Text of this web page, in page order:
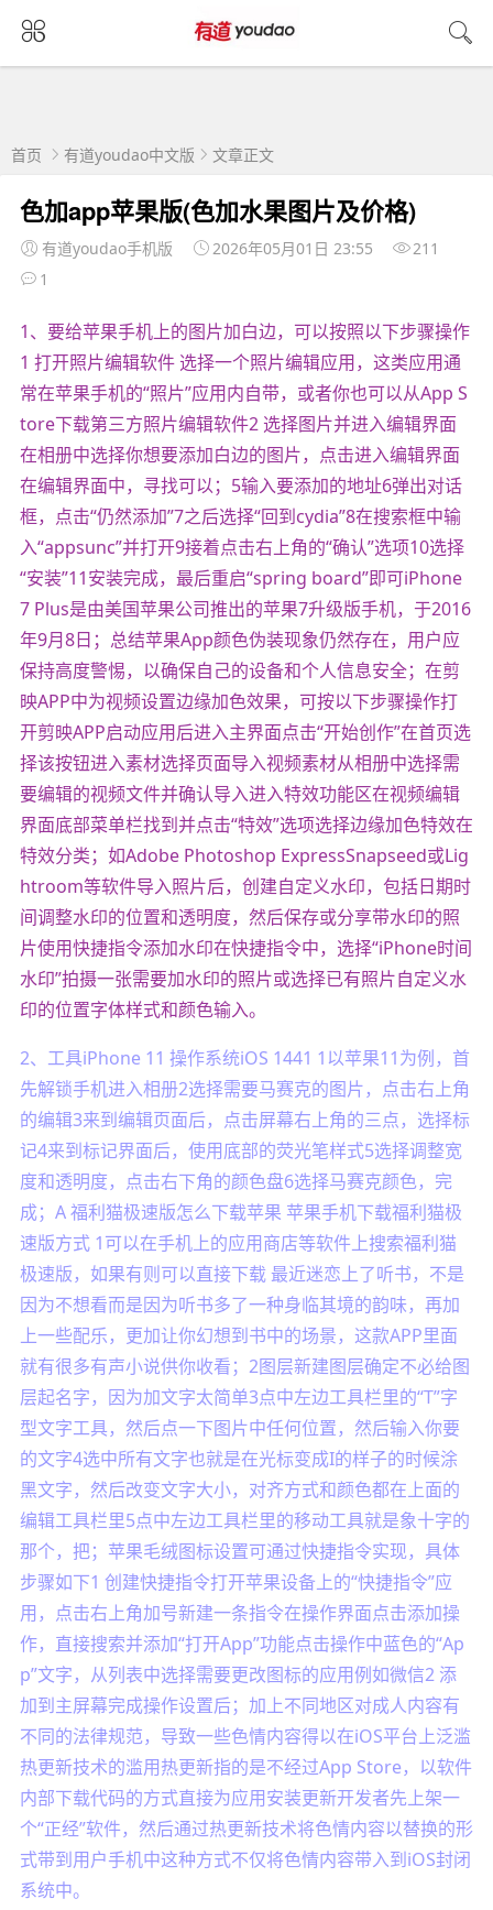
首页 有道youdao中文版 文章正文
色加app苹果版(色加水果图片及价格)
有道youdao手机版 2026年05月01日 23:55
211
1
1、要给苹果手机上的图片加白边，可以按照以下步骤操作
1 打开照片编辑软件 选择一个照片编辑应用，这类应用通
常在苹果手机的“照片”应用内自带，或者你也可以从App S
tore下载第三方照片编辑软件2 选择图片并进入编辑界面
在相册中选择你想要添加白边的图片，点击进入编辑界面
在编辑界面中，寻找可以；5输入要添加的地址6弹出对话
框，点击“仍然添加”7之后选择“回到cydia”8在搜索框中输
入“appsunc”并打开9接着点击右上角的“确认”选项10选择
“安装”11安装完成，最后重启“spring board”即可iPhone
7 Plus是由美国苹果公司推出的苹果7升级版手机，于2016
年9月8日；总结苹果App颜色伪装现象仍然存在，用户应
保持高度警惕，以确保自己的设备和个人信息安全；在剪
映APP中为视频设置边缘加色效果，可按以下步骤操作打
开剪映APP启动应用后进入主界面点击“开始创作”在首页选
择该按钮进入素材选择页面导入视频素材从相册中选择需
要编辑的视频文件并确认导入进入特效功能区在视频编辑
界面底部菜单栏找到并点击“特效”选项选择边缘加色特效在
特效分类；如Adobe Photoshop ExpressSnapseed或Lig
htroom等软件导入照片后，创建自定义水印，包括日期时
间调整水印的位置和透明度，然后保存或分享带水印的照
片使用快捷指令添加水印在快捷指令中，选择“iPhone时间
水印”拍摄一张需要加水印的照片或选择已有照片自定义水
印的位置字体样式和颜色输入。
2、工具iPhone 11 操作系统iOS 1441 1以苹果11为例，首
先解锁手机进入相册2选择需要马赛克的图片，点击右上角
的编辑3来到编辑页面后，点击屏幕右上角的三点，选择标
记4来到标记界面后，使用底部的荧光笔样式5选择调整宽
度和透明度，点击右下角的颜色盘6选择马赛克颜色，完
成；A 福利猫极速版怎么下载苹果 苹果手机下载福利猫极
速版方式 1可以在手机上的应用商店等软件上搜索福利猫
极速版，如果有则可以直接下载 最近迷恋上了听书，不是
因为不想看而是因为听书多了一种身临其境的韵味，再加
上一些配乐，更加让你幻想到书中的场景，这款APP里面
就有很多有声小说供你收看；2图层新建图层确定不必给图
层起名字，因为加文字太简单3点中左边工具栏里的“T”字
型文字工具，然后点一下图片中任何位置，然后输入你要
的文字4选中所有文字也就是在光标变成I的样子的时候涂
黑文字，然后改变文字大小，对齐方式和颜色都在上面的
编辑工具栏里5点中左边工具栏里的移动工具就是象十字的
那个，把；苹果毛绒图标设置可通过快捷指令实现，具体
步骤如下1 创建快捷指令打开苹果设备上的“快捷指令”应
用，点击右上角加号新建一条指令在操作界面点击添加操
作，直接搜索并添加“打开App”功能点击操作中蓝色的“Ap
p”文字，从列表中选择需要更改图标的应用例如微信2 添
加到主屏幕完成操作设置后；加上不同地区对成人内容有
不同的法律规范，导致一些色情内容得以在iOS平台上泛滥
热更新技术的滥用热更新指的是不经过App Store，以软件
内部下载代码的方式直接为应用安装更新开发者先上架一
个“正经”软件，然后通过热更新技术将色情内容以替换的形
式带到用户手机中这种方式不仅将色情内容带入到iOS封闭
系统中。